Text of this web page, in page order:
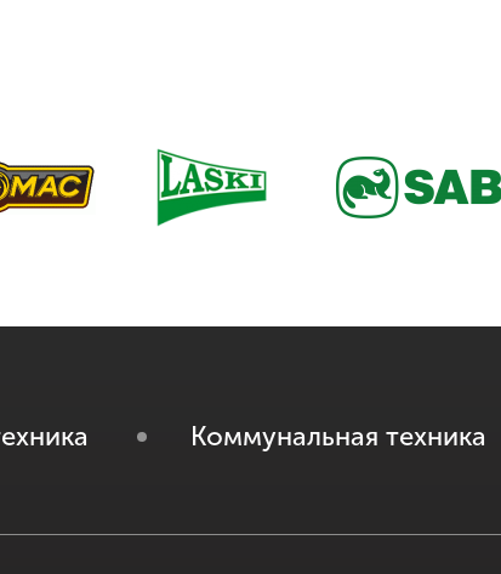
Коммунальная техника